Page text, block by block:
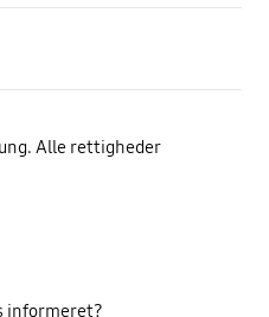
Alle rettigheder
informeret?